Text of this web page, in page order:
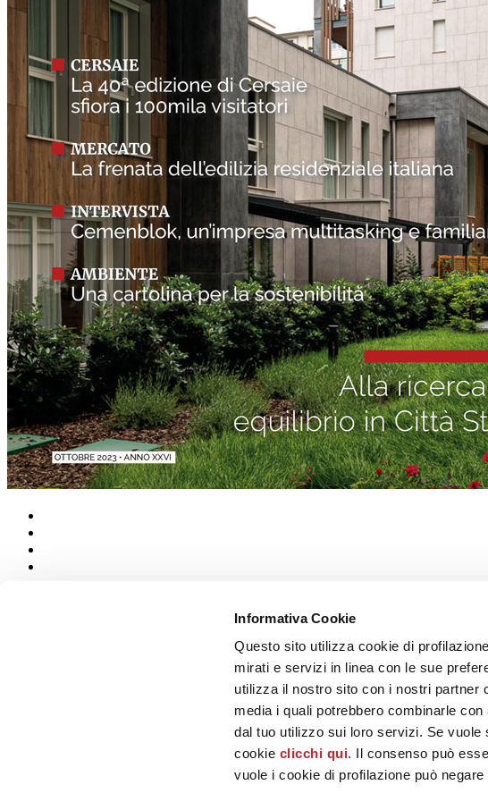
Informativa Cookie
Questo sito utilizza cookie di
mirati e servizi in linea con le sue
utilizza il nostro sito con i nostri partner
media i quali potrebbero combinarle
dal tuo utilizzo sui loro servizi. Se vuole
cookie clicchi qui. Il consenso può
vuole i cookie di profilazione può
Viale Monte Santo, 40 - 41049 Sassuolo (MO) - Italy
Capitale Sociale: 2.500.000 euro - Codice fiscale e P.IVA 00853700367